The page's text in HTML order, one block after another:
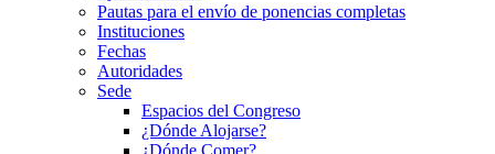
Pautas para el envío de ponencias completas
Instituciones
Fechas
Autoridades
Sede
Espacios del Congreso
¿Dónde Alojarse?
¿Dónde Comer?